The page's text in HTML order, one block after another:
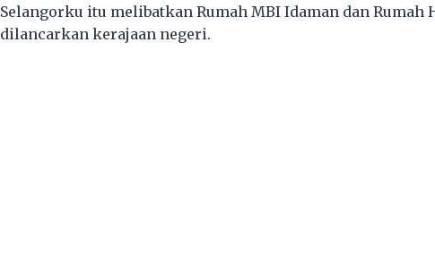
Selangorku itu melibatkan Rumah MBI Idaman dan Rumah
dilancarkan kerajaan negeri.